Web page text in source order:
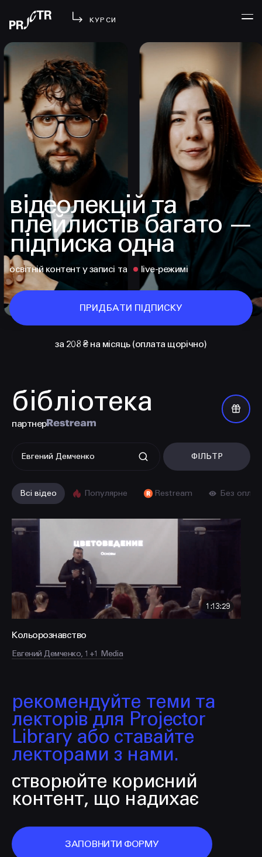
КУРСИ
МЕНЮ
у проджі
бібліотека
менторство
lezo
блог
вийти
КОНТАКТИ
+38 097 015 92 72
+38 099 236 68 38
hello@prjctr.com
FACEBOOK
відеолекцій та
плейлистів багато —
підписка одна
освітній контент у записі та live-режимі
ПРИДБАТИ ПІДПИСКУ
за 208 ₴ на місяць (оплата щорічно)
бібліотека
партнер
ФІЛЬТР
Всі відео Популярне Restream Без
1:13:29
Кольорознавство
Евгений Демченко, 1+1 Media
рекомендуйте теми та
лекторів для Projector
Library або ставайте
лекторами з нами.
створюйте корисний
контент, що надихає
ЗАПОВНИТИ ФОРМУ